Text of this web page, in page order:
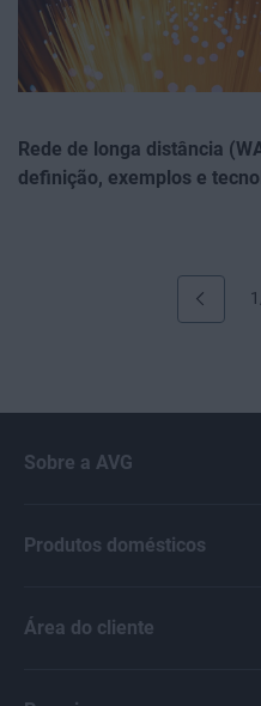
Rede de longa distância
definição, exemplos e
Sobre a AVG
Produtos domésticos
Área do cliente